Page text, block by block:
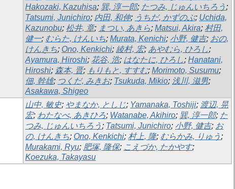
Hakozaki, Kazuhisa; 巽, 淳一郎; たつみ, じゅんいちろう ;
Tatsumi, Junichiro; 内田, 和伸; うちだ, かずのぶ; Uchida,
Kazunobu; 松井, 章; まつい, あきら; Matsui, Akira; 村田,
健一; むらた, けんいち; Murata, Kenichi; 小野, 健吉; おの,
けんきち; Ono, Kenkichi; 綾村, 宏; あやむら, ひろし;
Ayamura, Hiroshi; 花谷, 浩; はなたに, ひろし; Hanatani,
Hiroshi; 森本, 晋; もりもと, すすむ; Morimoto, Susumu;
佃, 幹雄; つくだ, みきお; Tsukuda, Mikio; 浅川, 滋男;
Asakawa, Shigeo
山中, 敏史; やまなか, としじ; Yamanaka, Toshiji; 渡辺, 晃
宏; わたなべ, あきひろ; Watanabe, Akihiro; 巽, 淳一郎; た
つみ, じゅんいちろう ; Tatsumi, Junichiro; 小野, 健吉; お
の, けんきち; Ono, Kenkichi; 村上, 隆; むらかみ, りゅう ;
Murakami, Ryu; 肥塚, 隆保; こえづか, たかやす;
Koezuka, Takayasu